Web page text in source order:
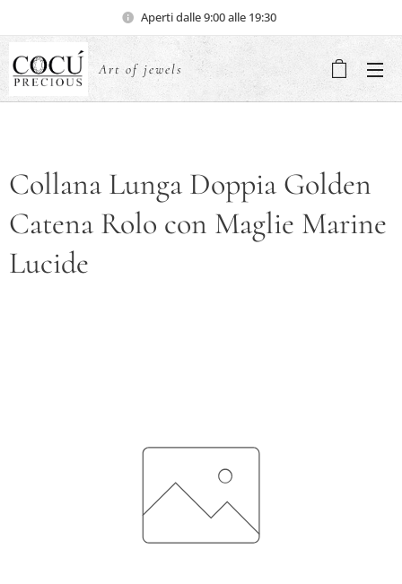
Aperti dalle 9:00 alle 19:30
Art of jewels
Collana Lunga Doppia Golden
Catena Rolo con Maglie Marine
Lucide